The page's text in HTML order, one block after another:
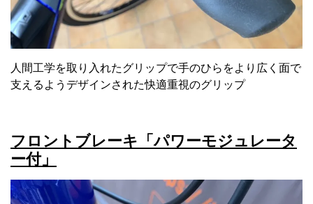
人間工学を取り入れたグリップで手のひらをより広く面で
支えるようデザインされた快適重視のグリップ
フロントブレーキ「パワーモジュレータ
ー付」